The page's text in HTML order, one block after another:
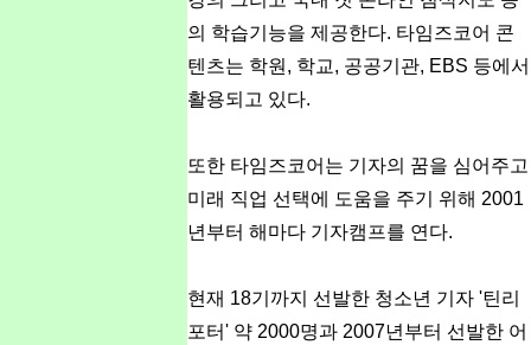
의 학습기능을 제공한다. 타임즈코어 콘
텐츠는 학원, 학교, 공공기관, EBS 등에서
활용되고 있다.
또한 타임즈코어는 기자의 꿈을 심어주고
미래 직업 선택에 도움을 주기 위해 2001
년부터 해마다 기자캠프를 연다.
현재 18기까지 선발한 청소년 기자 '틴리
포터' 약 2000명과 2007년부터 선발한 어